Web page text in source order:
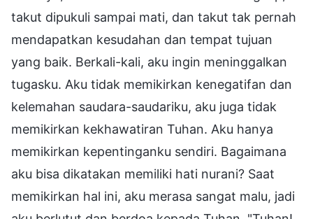
takut dipukuli sampai mati, dan takut tak pernah
mendapatkan kesudahan dan tempat tujuan
yang baik. Berkali-kali, aku ingin meninggalkan
tugasku. Aku tidak memikirkan kenegatifan dan
kelemahan saudara-saudariku, aku juga tidak
memikirkan kekhawatiran Tuhan. Aku hanya
memikirkan kepentinganku sendiri. Bagaimana
aku bisa dikatakan memiliki hati nurani? Saat
memikirkan hal ini, aku merasa sangat malu, jadi